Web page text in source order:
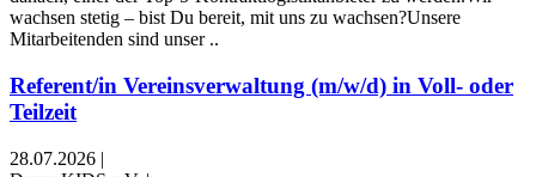
wachsen stetig – bist Du bereit, mit uns zu wachsen?Unsere
Mitarbeitenden sind unser ..
Referent/in Vereinsverwaltung (m/w/d) in Voll- oder
Teilzeit
28.07.2026 |